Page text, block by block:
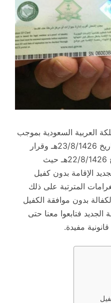
العربية السعودية بموجب
المرسوم الملكي رقم م/51 بتاريخ 23/8/1426هـ وقرار
مجلس الوزراء رقم 219 بتاريخ 22/8/1426هـ حيث
الإقامة بدون كفيل
المترتبة على ذلك
بدون موافقة الكفيل
الجديد فتابعوا معنا حتى
مفيدة.